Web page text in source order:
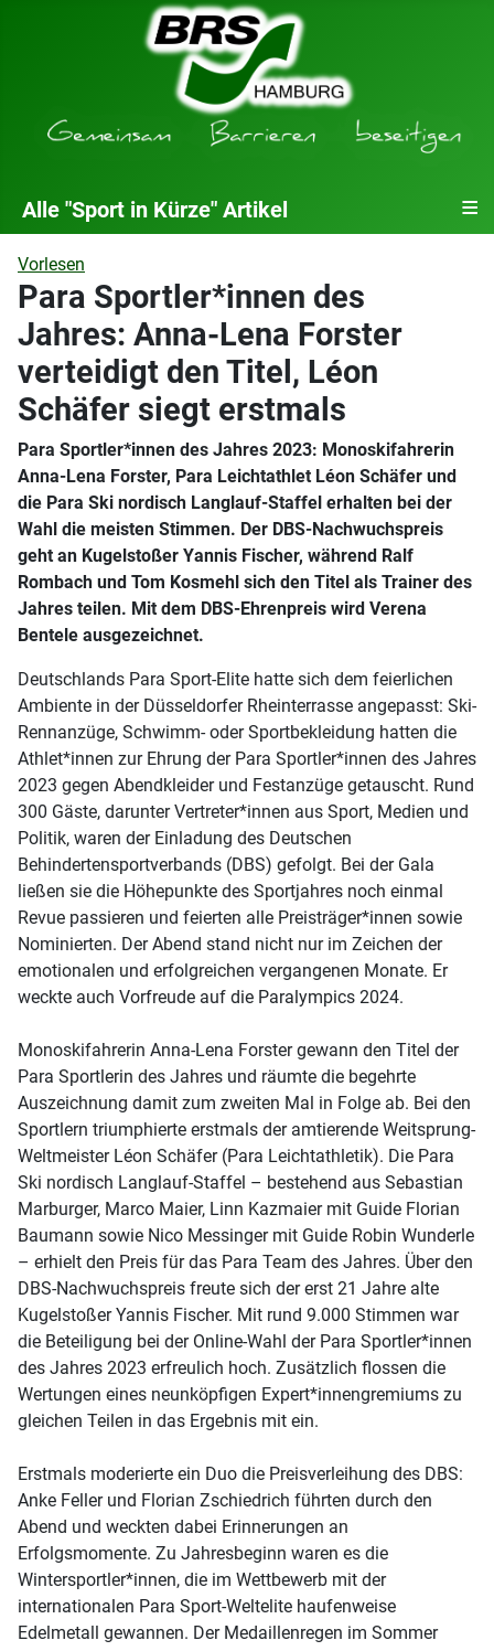
Alle "Sport in Kürze" Artikel ≡
Vorlesen
Para Sportler*innen des
Jahres: Anna-Lena Forster
verteidigt den Titel, Léon
Schäfer siegt erstmals
Para Sportler*innen des Jahres 2023: Monoskifahrerin
Anna-Lena Forster, Para Leichtathlet Léon Schäfer und
die Para Ski nordisch Langlauf-Staffel erhalten bei der
Wahl die meisten Stimmen. Der DBS-Nachwuchspreis
geht an Kugelstoßer Yannis Fischer, während Ralf
Rombach und Tom Kosmehl sich den Titel als Trainer des
Jahres teilen. Mit dem DBS-Ehrenpreis wird Verena
Bentele ausgezeichnet.
Deutschlands Para Sport-Elite hatte sich dem feierlichen
Ambiente in der Düsseldorfer Rheinterrasse angepasst: Ski-
Rennanzüge, Schwimm- oder Sportbekleidung hatten die
Athlet*innen zur Ehrung der Para Sportler*innen des Jahres
2023 gegen Abendkleider und Festanzüge getauscht. Rund
300 Gäste, darunter Vertreter*innen aus Sport, Medien und
Politik, waren der Einladung des Deutschen
Behindertensportverbands (DBS) gefolgt. Bei der Gala
ließen sie die Höhepunkte des Sportjahres noch einmal
Revue passieren und feierten alle Preisträger*innen sowie
Nominierten. Der Abend stand nicht nur im Zeichen der
emotionalen und erfolgreichen vergangenen Monate. Er
weckte auch Vorfreude auf die Paralympics 2024.
Monoskifahrerin Anna-Lena Forster gewann den Titel der
Para Sportlerin des Jahres und räumte die begehrte
Auszeichnung damit zum zweiten Mal in Folge ab. Bei den
Sportlern triumphierte erstmals der amtierende Weitsprung-
Weltmeister Léon Schäfer (Para Leichtathletik). Die Para
Ski nordisch Langlauf-Staffel – bestehend aus Sebastian
Marburger, Marco Maier, Linn Kazmaier mit Guide Florian
Baumann sowie Nico Messinger mit Guide Robin Wunderle
– erhielt den Preis für das Para Team des Jahres. Über den
DBS-Nachwuchspreis freute sich der erst 21 Jahre alte
Kugelstoßer Yannis Fischer. Mit rund 9.000 Stimmen war
die Beteiligung bei der Online-Wahl der Para Sportler*innen
des Jahres 2023 erfreulich hoch. Zusätzlich flossen die
Wertungen eines neunköpfigen Expert*innengremiums zu
gleichen Teilen in das Ergebnis mit ein.
Erstmals moderierte ein Duo die Preisverleihung des DBS:
Anke Feller und Florian Zschiedrich führten durch den
Abend und weckten dabei Erinnerungen an
Erfolgsmomente. Zu Jahresbeginn waren es die
Wintersportler*innen, die im Wettbewerb mit der
internationalen Para Sport-Weltelite haufenweise
Edelmetall gewannen. Der Medaillenregen im Sommer